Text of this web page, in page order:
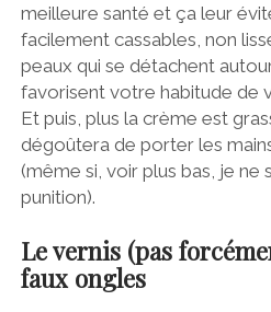
meilleure santé et ça leur
facilement cassables, non
peaux qui se détachent
favorisent votre habitude de
Et puis, plus la crème est
dégoûtera de porter les
(même si, voir plus bas, je ne
punition).
Le vernis (pas
faux ongles